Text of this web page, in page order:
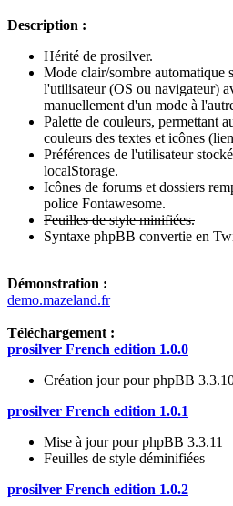
Description :
Hérité de prosilver.
Mode clair/sombre automatique
l'utilisateur (OS ou navigateur)
manuellement d'un mode à
Palette de couleurs, permettant
couleurs des textes et icônes
Préférences de l'utilisateur
localStorage.
Icônes de forums et dossiers
police Fontawesome.
Feuilles de style minifiées.
Syntaxe phpBB convertie en
Démonstration :
demo.mazeland.fr
Téléchargement :
prosilver French edition 1.0.0
Création jour pour phpBB
prosilver French edition 1.0.1
Mise à jour pour phpBB 3.3.11
Feuilles de style déminifiées
prosilver French edition 1.0.2